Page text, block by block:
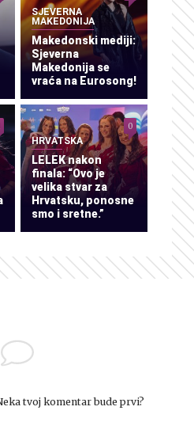
SJEVERNA
MAKEDONIJA
Makedonski mediji:
Sjeverna
Makedonija se
vraća na Eurosong!
HRVATSKA
LELEK nakon
finala: “Ovo je
velika stvar za
Hrvatsku, ponosne
smo i sretne.”
0
tvoj komentar bude prvi?